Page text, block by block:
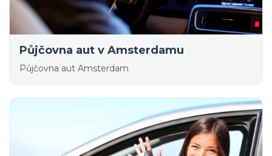
Půjčovna aut v Amsterdamu
Půjčovna aut Amsterdam